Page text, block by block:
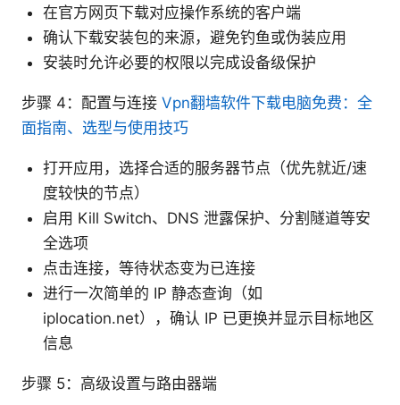
在官方网页下载对应操作系统的客户端
确认下载安装包的来源，避免钓鱼或伪装应用
安装时允许必要的权限以完成设备级保护
步骤 4：配置与连接 Vpn翻墙软件下载电脑免费：全
面指南、选型与使用技巧
打开应用，选择合适的服务器节点（优先就近/速
度较快的节点）
启用 Kill Switch、DNS 泄露保护、分割隧道等安
全选项
点击连接，等待状态变为已连接
进行一次简单的 IP 静态查询（如
iplocation.net），确认 IP 已更换并显示目标地区
信息
步骤 5：高级设置与路由器端